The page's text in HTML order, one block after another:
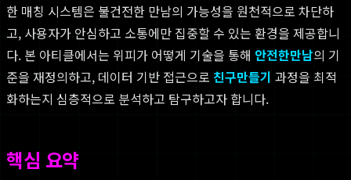
한 매칭 시스템은 불건전한 만남의 가능성을 원천적으로 차단하
고, 사용자가 안심하고 소통에만 집중할 수 있는 환경을 제공합니
다. 본 아티클에서는 위피가 어떻게 기술을 통해 안전한만남의 기
준을 재정의하고, 데이터 기반 접근으로 친구만들기 과정을 최적
화하는지 심층적으로 분석하고 탐구하고자 합니다.
핵심 요약